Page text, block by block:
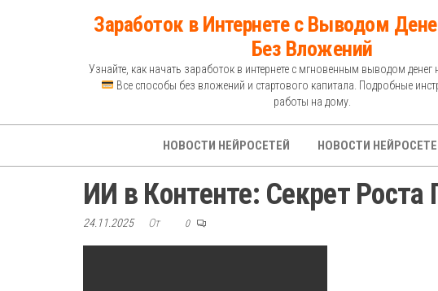
Заработок в Интернете с Выводом
Без Вложений
Узнайте, как начать заработок в интернете с мгновенным выводом денег
Все способы без вложений и стартового капитала. Подробные
работы на дому.
НОВОСТИ НЕЙРОСЕТЕЙ НОВОСТИ
ИИ в Контенте: Секрет
24.11.2025 От 0